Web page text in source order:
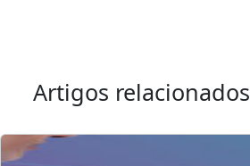
Artigos relacionados